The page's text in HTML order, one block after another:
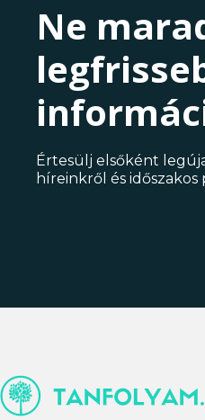
Ne
Értesülj elsőként
híreinkről és